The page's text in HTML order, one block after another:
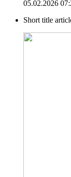
05.02.2026
Short title